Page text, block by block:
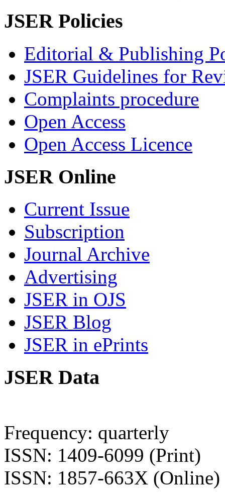
JSER Policies
Editorial & Publishing
JSER Guidelines for
Complaints procedure
Open Access
Open Access Licence
JSER Online
Current Issue
Subscription
Journal Archive
Advertising
JSER in OJS
JSER Blog
JSER in ePrints
JSER Data
Frequency: quarterly
ISSN: 1409-6099 (Print)
ISSN: 1857-663X (Online)